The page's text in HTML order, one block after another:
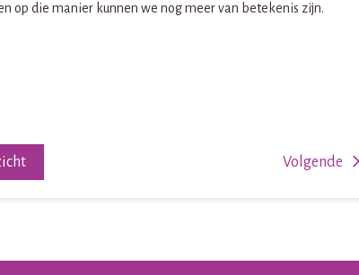
op die manier kunnen we nog meer van betekenis zijn.
Volgende